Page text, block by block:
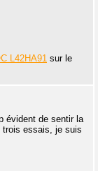
L42HA91 sur le
évident de sentir la
trois essais, je suis